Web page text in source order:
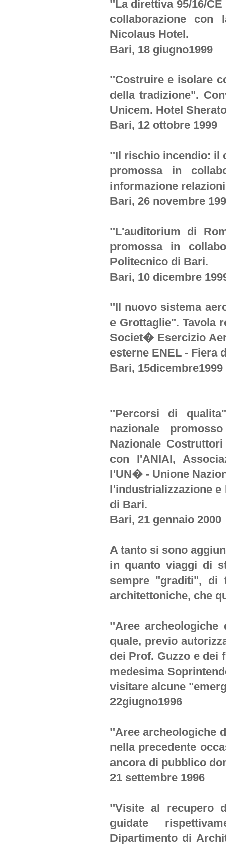
"La direttiva 95/16/
collaborazione con
Nicolaus Hotel.
Bari, 18 giugno1999
"Costruire e isolare
della tradizione".
Unicem. Hotel
Bari, 12 ottobre 1999
"Il rischio incendio: il
promossa in
informazione
Bari, 26 novembre
"L'auditorium di
promossa in
Politecnico di Bari.
Bari, 10 dicembre
"Il nuovo sistema
e Grottaglie". Tavola
Societ� Esercizio
esterne ENEL - Fiera
Bari, 15dicembre1999
"Percorsi di qualita"
nazionale
Nazionale
con l'ANIAI,
l'UN� - Unione
l'industrializzazione e
di Bari.
Bari, 21 gennaio 2000
A tanto si sono
in quanto viaggi di
sempre "graditi", di
architettoniche, che
"Aree
quale, previo
dei Prof. Guzzo e dei
medesima
visitare alcune
22giugno1996
"Aree archeologiche
nella precedente
ancora di pubblico
21 settembre 1996
"Visite al recupero
guidate
Dipartimento di